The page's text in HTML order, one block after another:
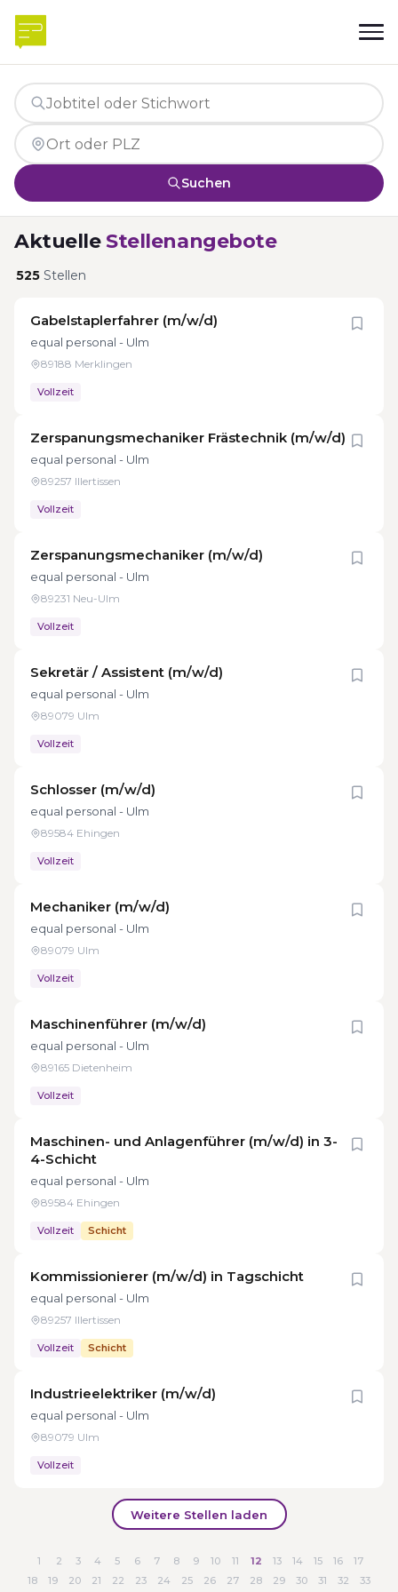
Suchen
Aktuelle Stellenangebote
525 Stellen
Gabelstaplerfahrer (m/w/d)
equal personal - Ulm
89188 Merklingen
Vollzeit
Zerspanungsmechaniker Frästechnik (m/w/d)
equal personal - Ulm
89257 Illertissen
Vollzeit
Zerspanungsmechaniker (m/w/d)
equal personal - Ulm
89231 Neu-Ulm
Vollzeit
Sekretär / Assistent (m/w/d)
equal personal - Ulm
89079 Ulm
Vollzeit
Schlosser (m/w/d)
equal personal - Ulm
89584 Ehingen
Vollzeit
Mechaniker (m/w/d)
equal personal - Ulm
89079 Ulm
Vollzeit
Maschinenführer (m/w/d)
equal personal - Ulm
89165 Dietenheim
Vollzeit
Maschinen- und Anlagenführer (m/w/d) in 3-
4-Schicht
equal personal - Ulm
89584 Ehingen
Vollzeit Schicht
Kommissionierer (m/w/d) in Tagschicht
equal personal - Ulm
89257 Illertissen
Vollzeit Schicht
Industrieelektriker (m/w/d)
equal personal - Ulm
89079 Ulm
Vollzeit
Weitere Stellen laden
1 2 3 4 5 6 7 8 9 10 11 12 13 14 15 16
17
18
19 20 21 22 23 24 25 26 27 28 29 30 31 32 33